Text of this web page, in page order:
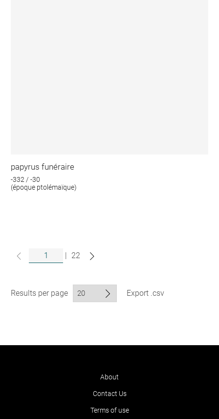
papyrus funéraire
-332 / -30
(époque ptolémaïque)
| 22
Results per page Export .csv
About
Contact Us
Terms of use